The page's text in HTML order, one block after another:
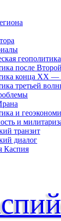
геополитика
после
конца XX —
третьей
и
и
транзит
диалог
Каспия